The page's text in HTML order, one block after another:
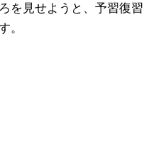
を見せようと、予習復習
。